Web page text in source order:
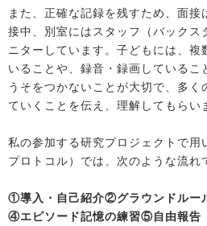
また、正確な記録を残すため、面
接中、別室にはスタッフ（バックス
ニターしています。子どもには、複
いることや、録音・録画しているこ
うそをつかないことが大切で、多く
ていくことを伝え、理解してもらい
私の参加する研究プロジェクトで
プロトコル）では、次のような流れ
①導入・自己紹介②グラウンドルー
④エピソード記憶の練習⑤自由報告